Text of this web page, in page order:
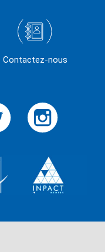
Contactez-nous